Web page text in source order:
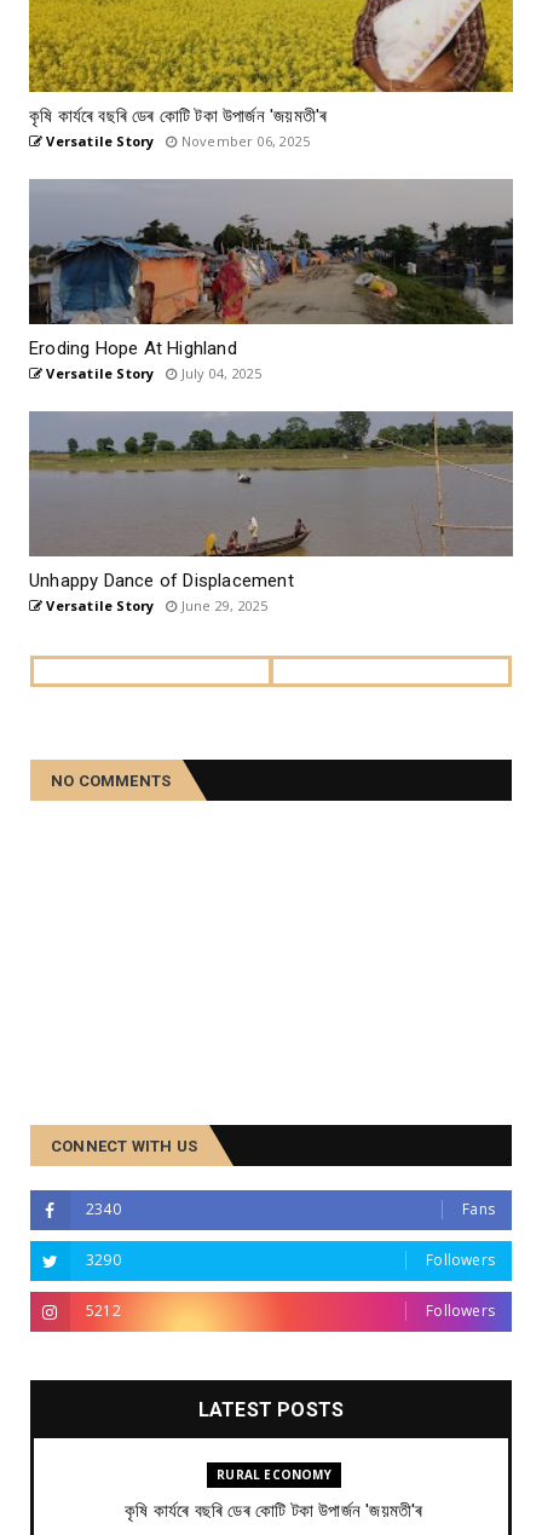
কৃষি কাৰ্যৰে বছৰি ডেৰ কোটি টকা উপার্জন 'জয়মতী'ৰ
Versatile Story November 06, 2025
Eroding Hope At Highland
Versatile Story July 04, 2025
Unhappy Dance of Displacement
Versatile Story June 29, 2025
NO COMMENTS
CONNECT WITH US
2340 Fans
3290 Followers
5212 Followers
LATEST POSTS
RURAL ECONOMY
কৃষি কাৰ্যৰে বছৰি ডেৰ কোটি টকা উপার্জন 'জয়মতী'ৰ